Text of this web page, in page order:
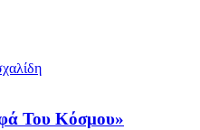
Του Κόσμου»